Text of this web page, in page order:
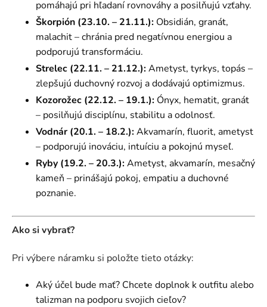
pomáhajú pri hľadaní rovnováhy a posilňujú vzťahy.
Škorpión (23.10. – 21.11.): Obsidián, granát,
malachit – chránia pred negatívnou energiou a
podporujú transformáciu.
Strelec (22.11. – 21.12.):Ametyst, tyrkys, topás –
zlepšujú duchovný rozvoj a dodávajú optimizmus.
Kozorožec (22.12. – 19.1.): Ónyx, hematit, granát
– posilňujú disciplínu, stabilitu a odolnosť.
Vodnár (20.1. – 18.2.):Akvamarín, fluorit, ametyst
– podporujú inováciu, intuíciu a pokojnú myseľ.
Ryby (19.2. – 20.3.):Ametyst, akvamarín, mesačný
kameň – prinášajú pokoj, empatiu a duchovné
poznanie.
Ako si vybrať?
Pri výbere náramku si položte tieto otázky:
Aký účel bude mať? Chcete doplnok k outfitu alebo
talizman na podporu svojich cieľov?